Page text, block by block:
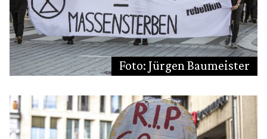
Foto: Jürgen Baumeister